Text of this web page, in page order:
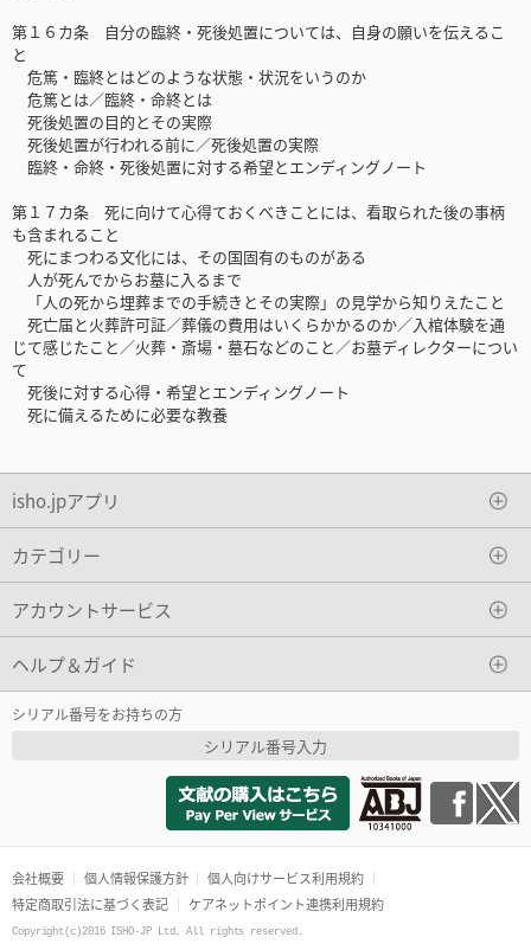
第１６カ条 自分の臨終・死後処置については、自身の願いを伝えるこ
と
危篤・臨終とはどのような状態・状況をいうのか
危篤とは／臨終・命終とは
死後処置の目的とその実際
死後処置が行われる前に／死後処置の実際
臨終・命終・死後処置に対する希望とエンディングノート
第１７カ条 死に向けて心得ておくべきことには、看取られた後の事柄
も含まれること
死にまつわる文化には、その国固有のものがある
人が死んでからお墓に入るまで
「人の死から埋葬までの手続きとその実際」の見学から知りえたこと
死亡届と火葬許可証／葬儀の費用はいくらかかるのか／入棺体験を通
じて感じたこと／火葬・斎場・墓石などのこと／お墓ディレクターについ
て
死後に対する心得・希望とエンディングノート
死に備えるために必要な教養
isho.jpアプリ
カテゴリー
アカウントサービス
ヘルプ＆ガイド
シリアル番号をお持ちの方
シリアル番号入力
会社概要 個人情報保護方針
個人向けサービス利用規約
特定商取引法に基づく表記
ケアネットポイント連携利用規約
Copyright(c)2016 ISHO-JP Ltd. All rights reserved.